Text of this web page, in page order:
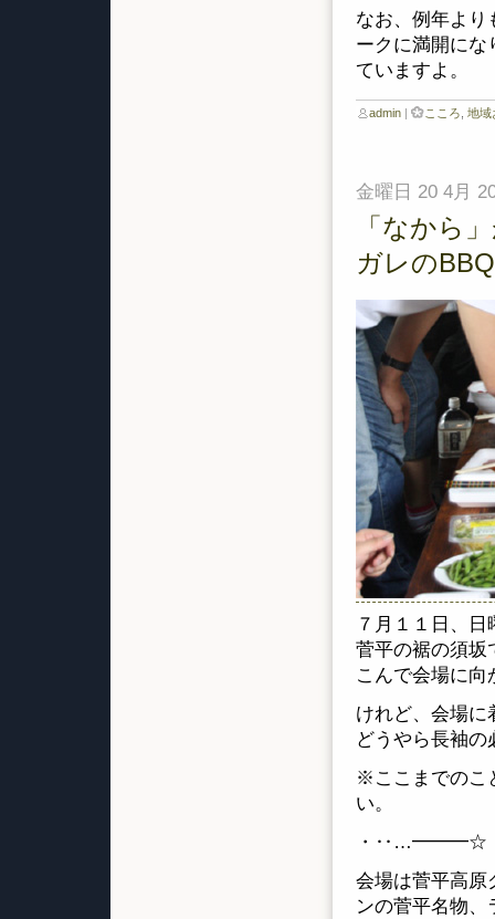
なお、例年より
ークに満開にな
ていますよ。
admin | こころ ,地域
金曜日 20 4月
「なから
ガレの
７月１１日、
菅平の裾の須
こんで会場に向
けれど、会場に
どうやら長袖
※ここまでのこ
い。
・
会場は菅平高原
ンの菅平名物